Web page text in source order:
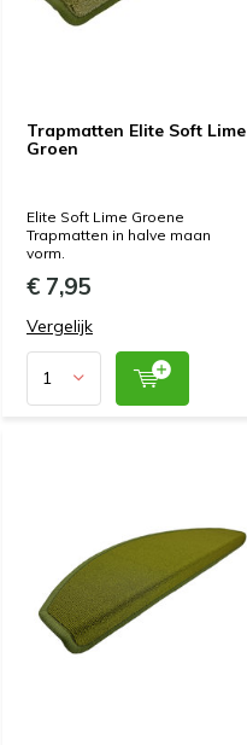
Trapmatten Elite Soft Lime
Groen
Elite Soft Lime Groene
Trapmatten in halve maan
vorm.
€ 7,95
Vergelijk